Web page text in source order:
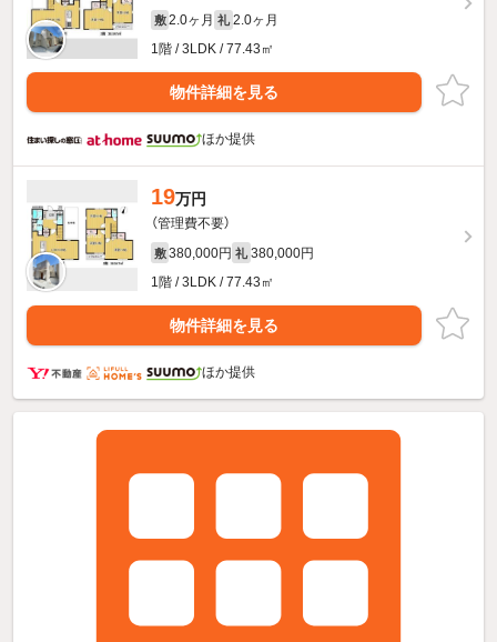
敷 2.0ヶ月 礼 2.0ヶ月
1階 / 3LDK / 77.43㎡
物件詳細を見る
ほか提供
19万円
（管理費不要）
敷 380,000円 礼 380,000円
1階 / 3LDK / 77.43㎡
物件詳細を見る
ほか提供